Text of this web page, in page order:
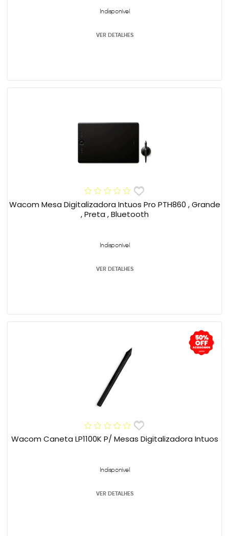
Indisponível
VER DETALHES
Wacom Mesa Digitalizadora Intuos Pro PTH860 , Grande
, Preta , Bluetooth
Indisponível
VER DETALHES
Wacom Caneta LP1100K P/ Mesas Digitalizadora Intuos
Indisponível
VER DETALHES